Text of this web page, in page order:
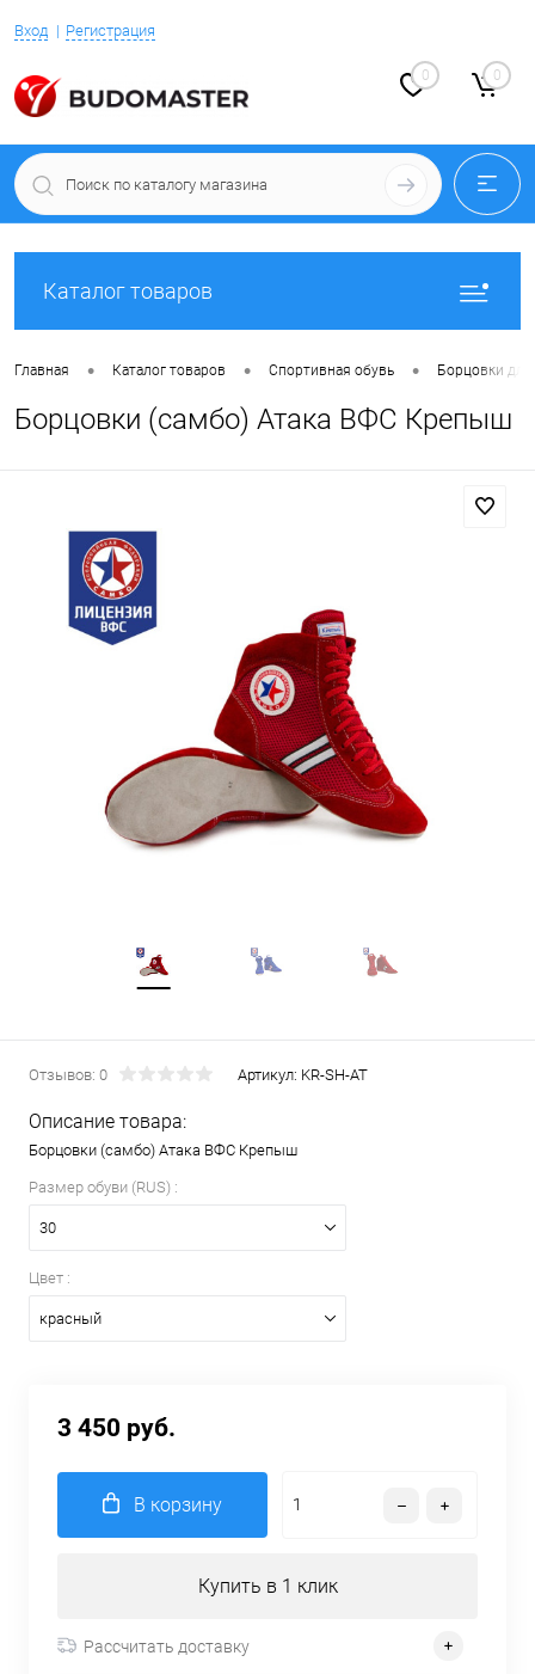
Вход Регистрация
0 0
Каталог товаров
Главная • Каталог товаров • Спортивная обувь • Борцовки
Борцовки (самбо) Атака ВФС Крепыш
Отзывов: 0 Артикул: KR-SH-AT
Описание товара:
Борцовки (самбо) Атака ВФС Крепыш
Размер обуви (RUS) :
30
Цвет :
красный
3 450 руб.
В корзину
Купить в 1 клик
Рассчитать доставку